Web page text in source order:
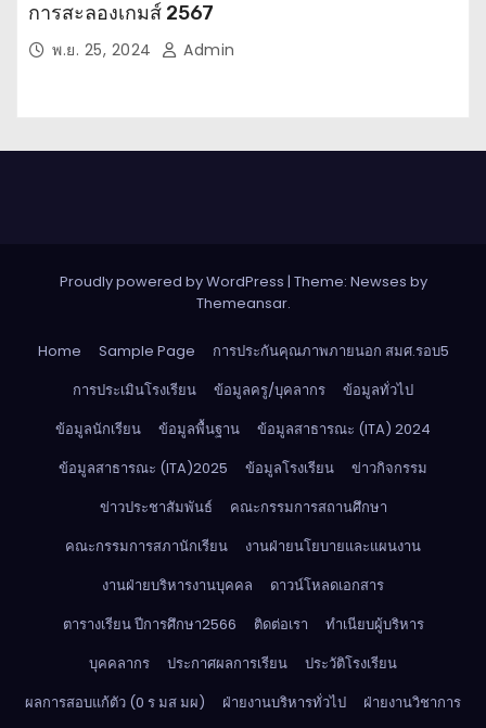
การสะลองเกมส์ 2567
พ.ย. 25, 2024 Admin
Proudly powered by WordPress | Theme: Newses by
Themeansar.
Home Sample Page
การประกันคุณภาพภายนอก สมศ.รอบ5
การประเมินโรงเรียน
ข้อมูลครู/บุคลากร
ข้อมูลทั่วไป
ข้อมูลนักเรียน
ข้อมูลพื้นฐาน
ข้อมูลสาธารณะ (ITA) 2024
ข้อมูลสาธารณะ (ITA)2025
ข้อมูลโรงเรียน
ข่าวกิจกรรม
ข่าวประชาสัมพันธ์
คณะกรรมการสถานศึกษา
คณะกรรมการสภานักเรียน
งานฝ่ายนโยบายและแผนงาน
งานฝ่ายบริหารงานบุคคล
ดาวน์โหลดเอกสาร
ตารางเรียน ปีการศึกษา2566
ติดต่อเรา
ทำเนียบผู้บริหาร
บุคคลากร
ประกาศผลการเรียน
ประวัติโรงเรียน
ผลการสอบแก้ตัว (0 ร มส มผ)
ฝ่ายงานบริหารทั่วไป ฝ่ายงานวิชาการ